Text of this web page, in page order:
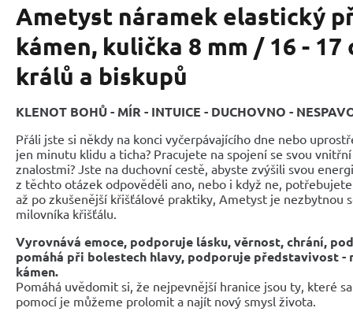
Ametyst náramek elastický
kámen, kulička 8 mm / 16 - 17
králů a biskupů
KLENOT BOHŮ- MÍR - INTUICE - DUCHOVNO -
Přáli jste si někdy na konci vyčerpávajícího dne nebo
jen minutu klidu a ticha? Pracujete na spojení se svou
znalostmi? Jste na duchovní cestě, abyste zvýšili svou
z těchto otázek odpověděli ano, nebo i když ne,
až po zkušenější křišťálové praktiky, Ametyst je nezbytnou
milovníka křišťálu.
Vyrovnává emoce, podporuje lásku, věrnost, chrání,
pomáhá při bolestech hlavy, podporuje představivost -
kámen.
Pomáhá uvědomit si, že nejpevnější hranice jsou ty, které
pomocí je můžeme prolomit a najít nový smysl života.